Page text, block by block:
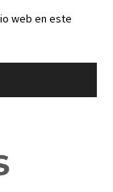
web en este